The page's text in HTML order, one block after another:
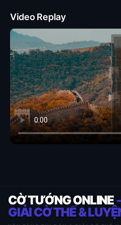
Video Replay
CỜ TƯỚNG ONLINE
GIẢI CỜ THẾ &